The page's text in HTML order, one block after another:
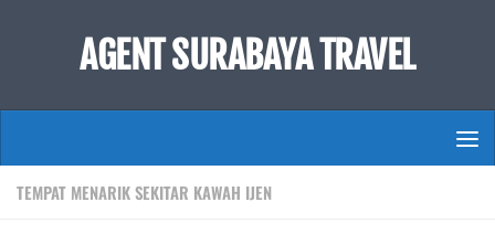
Skip to content
AGENT SURABAYA TRAVEL
TEMPAT MENARIK SEKITAR KAWAH IJEN